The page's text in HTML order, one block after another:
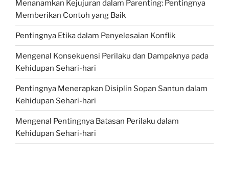
Menanamkan Kejujuran dalam Parenting: Pentingnya
Memberikan Contoh yang Baik
Pentingnya Etika dalam Penyelesaian Konflik
Mengenal Konsekuensi Perilaku dan Dampaknya pada
Kehidupan Sehari-hari
Pentingnya Menerapkan Disiplin Sopan Santun dalam
Kehidupan Sehari-hari
Mengenal Pentingnya Batasan Perilaku dalam
Kehidupan Sehari-hari